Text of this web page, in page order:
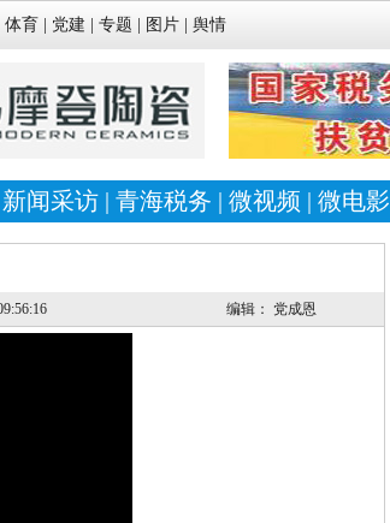
体育 党建 专题 图片 舆情
新闻采访 | 青海税务 | 微视频 | 微电影
编辑： 党成恩